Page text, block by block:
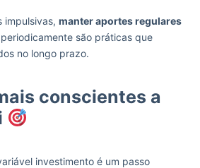
impulsivas, manter aportes regulares
são práticas que
no longo prazo.
conscientes a
investimento é um passo